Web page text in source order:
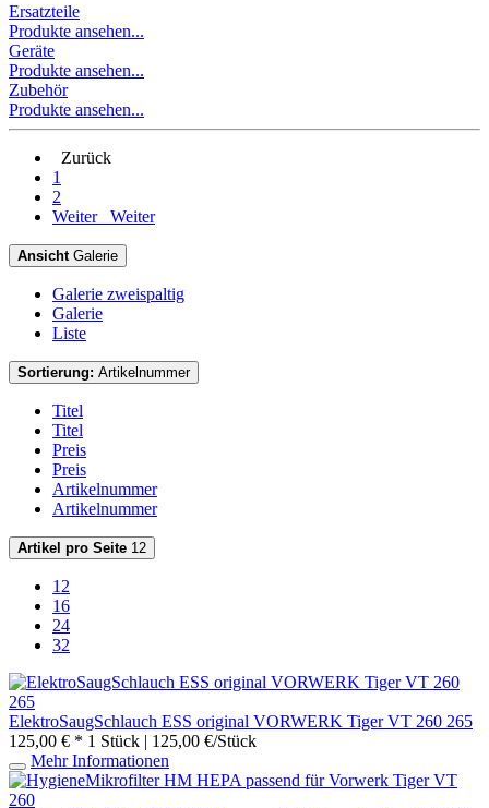
Ersatzteile
Produkte ansehen...
Geräte
Produkte ansehen...
Zubehör
Produkte ansehen...
Zurück
1
2
Weiter
Weiter
Ansicht Galerie
Galerie zweispaltig
Galerie
Liste
Sortierung: Artikelnummer
Titel
Titel
Preis
Preis
Artikelnummer
Artikelnummer
Artikel pro Seite 12
12
16
24
32
ElektroSaugSchlauch ESS original VORWERK Tiger VT 260 265
125,00 € * 1 Stück | 125,00 €/Stück
Mehr Informationen